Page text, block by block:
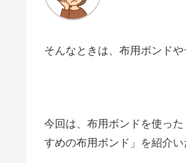
そんなときは、布用ボンド
今回は、布用ボンドを使っ
すめの布用ボンド」を紹介い